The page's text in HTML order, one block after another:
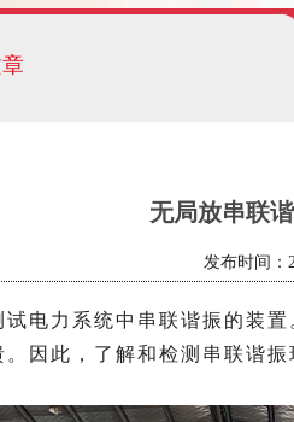
无局放串联
发布时间：
试电力系统中串联谐振的装
因此，了解和检测串联谐